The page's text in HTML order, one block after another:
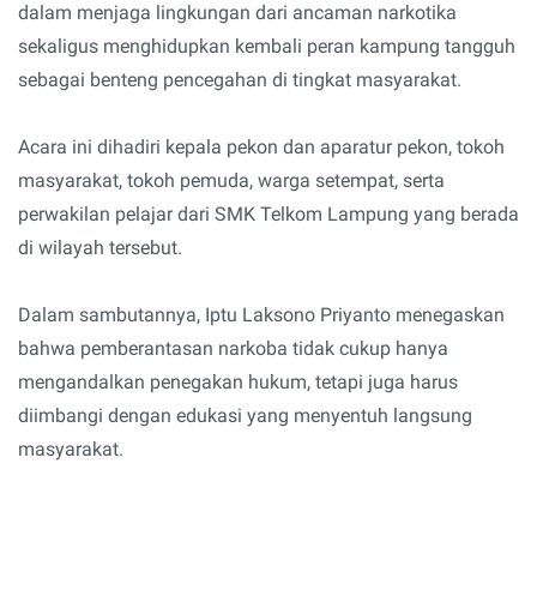
dalam menjaga lingkungan dari ancaman narkotika
sekaligus menghidupkan kembali peran kampung tangguh
sebagai benteng pencegahan di tingkat masyarakat.
Acara ini dihadiri kepala pekon dan aparatur pekon, tokoh
masyarakat, tokoh pemuda, warga setempat, serta
perwakilan pelajar dari SMK Telkom Lampung yang berada
di wilayah tersebut.
Dalam sambutannya, Iptu Laksono Priyanto menegaskan
bahwa pemberantasan narkoba tidak cukup hanya
mengandalkan penegakan hukum, tetapi juga harus
diimbangi dengan edukasi yang menyentuh langsung
masyarakat.